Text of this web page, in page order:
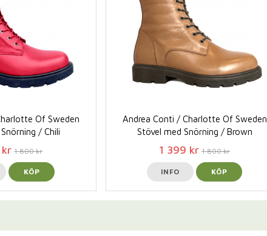
Of Sweden
/ Chili
kr 1 800 kr
KÖP
Andrea Conti / Charlotte Of Sweden
Stövel med Snörning / Brown
1 399 kr 1 800 kr
INFO KÖP